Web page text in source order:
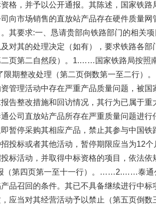
格，并予以公开通报。其陈述，国家铁路
向市场销售的直放站产品存在硬件质量
其要求:一、恳请贵部向铁路部门的相关
对其的处理决定（如有），要求铁路各
二页第二自然段）。1.……国家铁路局按照
限期整改处理（第二页倒数第一至二行
管理活动中存在严重产品质量问题，被国
告整改措施和回访情况，其行为已属于重
公司直放站产品所存在严重质量问题进行
暂停采购其相应产品，禁止其参与中国
投标或者其他活动，暂停期限应当为12
标活动，并取得中标资格的项目，依法依
（第四页第一至十一行）。……2.……泰通
品召回的条件。其已不具备继续进行中
应当对其经营活动予以禁止（第五页倒数